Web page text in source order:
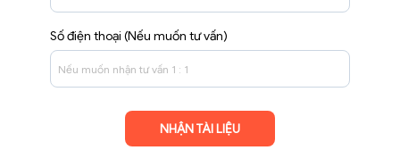
Số điện thoại (Nếu muốn tư vấn)